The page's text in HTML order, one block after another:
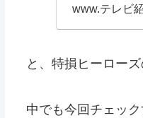
ン・...
www.テレビ
と、特損ヒーロー
中でも今回チェッ